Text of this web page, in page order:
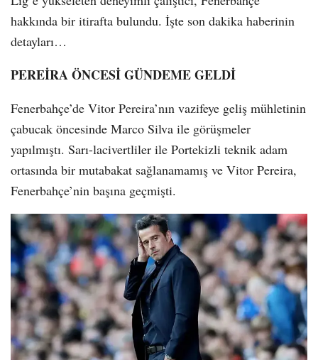
hakkında bir itirafta bulundu. İşte son dakika haberinin
detayları…
PEREİRA ÖNCESİ GÜNDEME GELDİ
Fenerbahçe’de Vitor Pereira’nın vazifeye geliş mühletinin
çabucak öncesinde Marco Silva ile görüşmeler
yapılmıştı. Sarı-lacivertliler ile Portekizli teknik adam
ortasında bir mutabakat sağlanamamış ve Vitor Pereira,
Fenerbahçe’nin başına geçmişti.